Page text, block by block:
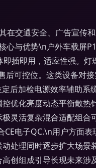
在交通安全、广告宣传
与优势\n户外车载屏
插即用，适应性强。
可控位。这类设备对
后加检电源效率辅助系
优化亮度动态平衡散
灵活复杂混合适配组合
电子QC.\n用户方面
处理同时逐步扩大场景
创组成引导长现未来